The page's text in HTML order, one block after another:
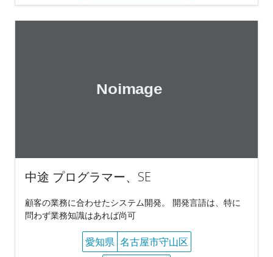
中途 プログラマー、SE
顧客の業務に合わせたシステム開発。 開発言語は、特に
問わず業務知識はあれば尚可
愛知県 名古屋市守山区